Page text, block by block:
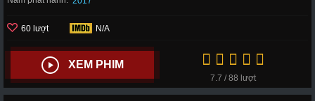
60 lượt N/A
XEM PHIM
7.7 / 88 lượt